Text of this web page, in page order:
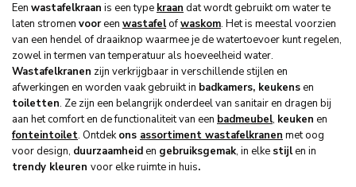
Een wastafelkraan is een type kraan dat wordt gebruikt om water te
laten stromen vooreen wastafelofwaskom. Het is meestal voorzien
van een hendel of draaiknop waarmee je de watertoevoer kunt regelen,
zowel in termen van temperatuur als hoeveelheid water.
Wastafelkranen zijn verkrijgbaar in verschillende stijlen en
afwerkingen en worden vaak gebruikt in badkamers, keukensen
toiletten. Ze zijn een belangrijk onderdeel van sanitair en dragen bij
aan het comfort en de functionaliteit van een badmeubel, keuken en
fonteintoilet. Ontdekons assortiment wastafelkranen met oog
voor design, duurzaamheiden gebruiksgemak, in elke stijlen in
trendy kleuren voor elke ruimte in huis.